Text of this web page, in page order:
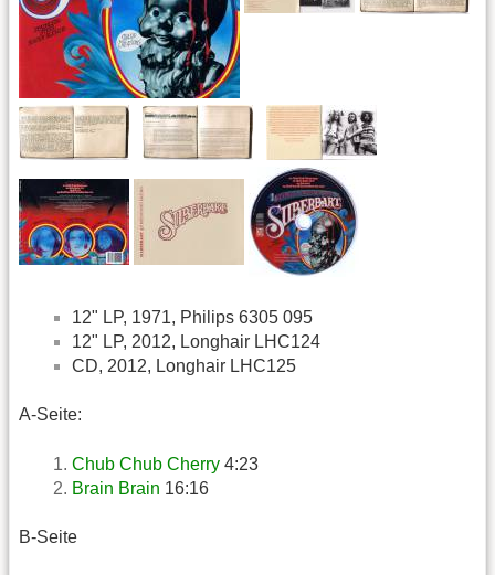
12" LP, 1971, Philips 6305 095
12" LP, 2012, Longhair LHC124
CD, 2012, Longhair LHC125
A-Seite:
Chub Chub Cherry 4:23
Brain Brain 16:16
B-Seite